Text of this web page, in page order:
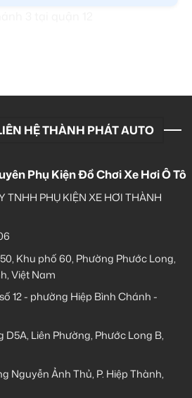
HỆ THÀNH PHÁT AUTO
Phụ Kiện Đồ Chơi Xe Hơi Ô Tô
TNHH PHỤ KIỆN XE HƠI THÀNH
Khu phố 60, Phường Phước Long,
Việt Nam
12 - phường Hiệp Bình Chánh -
D5A, Liên Phường, Phước Long B,
Nguyễn Ảnh Thủ, P. Hiệp Thành,